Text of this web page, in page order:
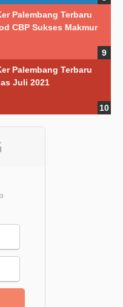
Palembang Terbaru
CBP Sukses Makmur
Palembang Terbaru
Juli 2021